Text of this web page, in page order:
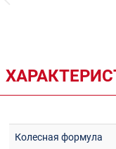
Колесная формула